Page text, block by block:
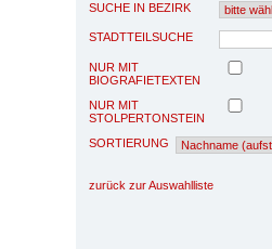
SUCHE IN BEZIRK
STADTTEILSUCHE
NUR MIT
BIOGRAFIETEXTEN
NUR MIT
STOLPERTONSTEIN
SORTIERUNG
zurück zur Auswahlliste